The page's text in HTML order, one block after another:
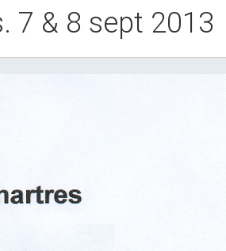
7 & 8 sept 2013